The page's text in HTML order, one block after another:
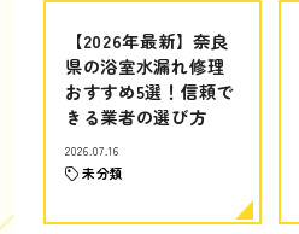
【2026年最新】奈良
県の浴室水漏れ修理
おすすめ5選！信頼で
きる業者の選び方
2026.07.16
未分類